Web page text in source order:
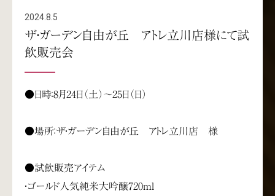
2024.8.5
ザ・ガーデン自由が丘 アトレ立川店様にて試
飲販売会
●日時：8月24日（土）～25日（日）
●場所：ザ・ガーデン自由が丘 アトレ立川店 様
●試飲販売アイテム
・ゴールド人気純米大吟醸720ml